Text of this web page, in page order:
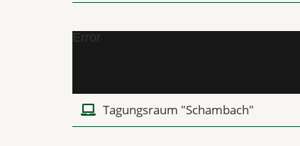
Error
Tagungsraum "Schambach"